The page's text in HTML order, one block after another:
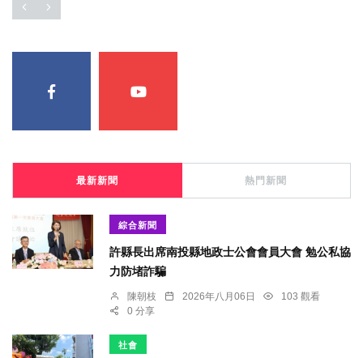
最新新聞 熱門新聞
綜合新聞
許縣長出席南投縣地政士公會會員大會 勉公私協
力防堵詐騙
陳朝枝 2026年八月06日
103 觀看
0 分享
社會